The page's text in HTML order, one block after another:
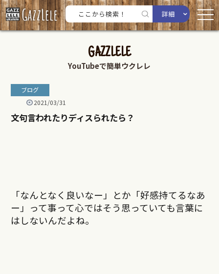
詳細
GAZZLELE
YouTubeで簡単ウクレレ
ブログ
2021/03/31
文句言われたりディスられたら？
「なんとなく良いなー」とか「好感持てるなあ
ー」って事って心ではそう思っていても言葉に
はしないんだよね。